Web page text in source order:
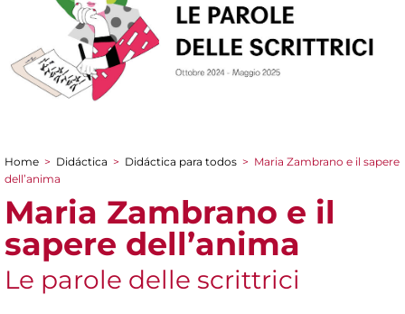
You are here
Home > Didáctica > Didáctica para todos > Maria Zambrano e il sapere
dell’anima
Maria Zambrano e il
sapere dell’anima
Le parole delle scrittrici